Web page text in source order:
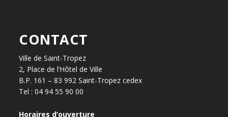
CONTACT
Ville de Saint-Tropez
2, Place de l’Hôtel de Ville
B.P. 161 – 83 992 Saint-Tropez cedex
Tel : 04 94 55 90 00
Horaires d’ouverture